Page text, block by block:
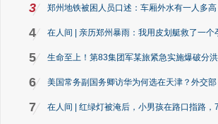
3 郑州地铁被困人员口述：车厢外水有一人多
4 在人间 | 亲历郑州暴雨：我用皮划艇救了一个
5 生命至上！第83集团军某旅紧急实施爆破分洪
6 美国常务副国务卿访华为何选在天津？外交部
7 在人间 | 红绿灯被淹后，小男孩在路口指路，